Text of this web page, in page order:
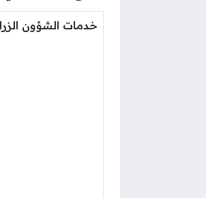
خدمات الشؤون